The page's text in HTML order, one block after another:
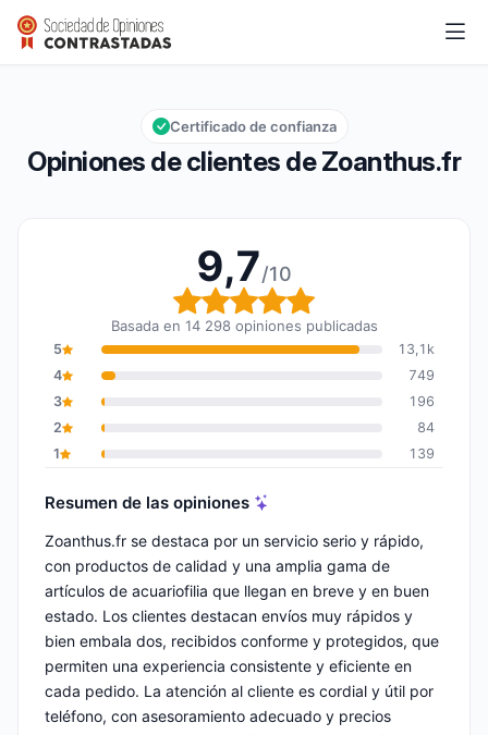
Zoanthus.fr
Calificación global: 9,7 de 10
9,7/10
Opiniones de clientes de Zoanthus.fr
Certificado de confianza
9,7/10
Calificación global: 9,7
Basada en 14 298 opiniones publicadas
5
13,1k
4
749
3
196
2
84
1
139
Resumen de las opiniones
Zoanthus.fr se destaca por un servicio serio y rápido,
con productos de calidad y una amplia gama de
artículos de acuariofilia que llegan en breve y en buen
estado. Los clientes destacan envíos muy rápidos y
bien embala dos, recibidos conforme y protegidos, que
permiten una experiencia consistente y eficiente en
cada pedido. La atención al cliente es cordial y útil por
teléfono, con asesoramiento adecuado y precios